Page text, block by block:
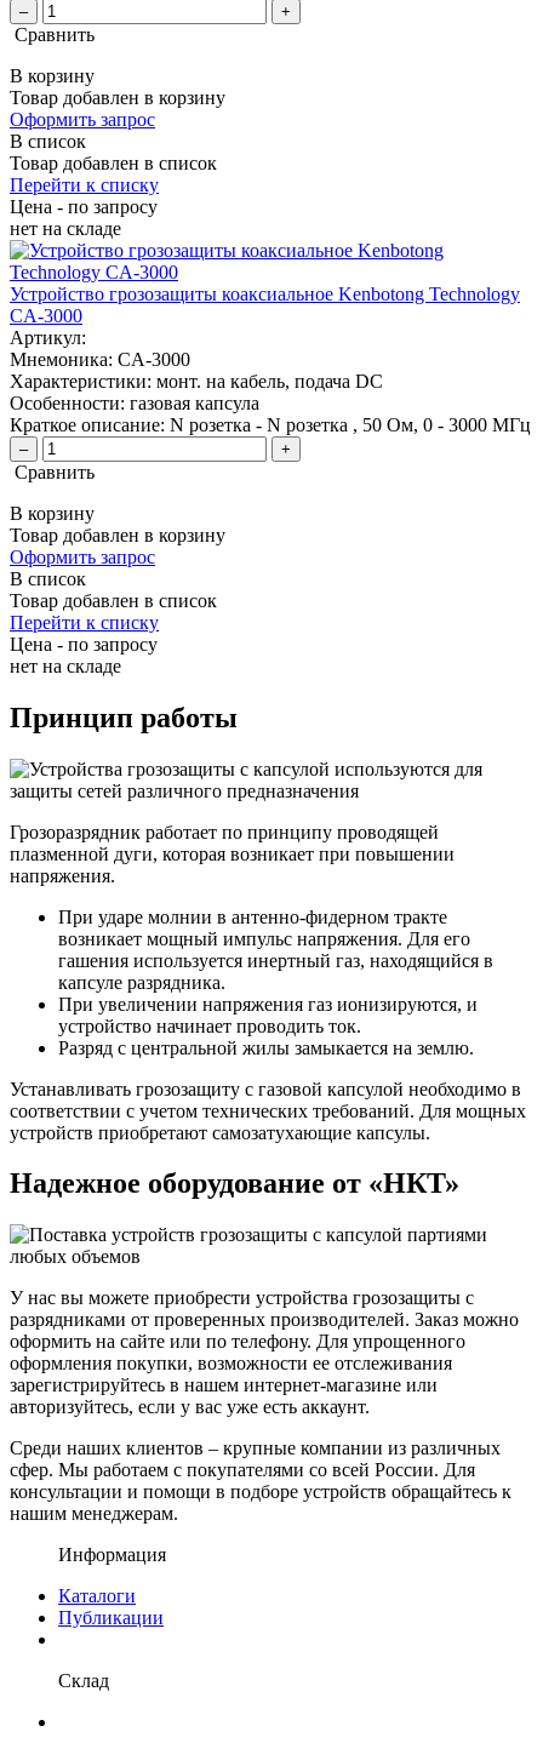
– +
Сравнить
В корзину
Товар добавлен в корзину
Оформить запрос
В список
Товар добавлен в список
Перейти к списку
Цена - по запросу
нет на складе
Устройство грозозащиты коаксиальное Kenbotong Technology
CA-3000
Артикул:
Мнемоника: CA-3000
Характеристики: монт. на кабель, подача DC
Особенности: газовая капсула
Краткое описание: N розетка - N розетка , 50 Ом, 0 - 3000 МГц
– +
Сравнить
В корзину
Товар добавлен в корзину
Оформить запрос
В список
Товар добавлен в список
Перейти к списку
Цена - по запросу
нет на складе
Принцип работы
Грозоразрядник работает по принципу проводящей
плазменной дуги, которая возникает при повышении
напряжения.
При ударе молнии в антенно-фидерном тракте
возникает мощный импульс напряжения. Для его
гашения используется инертный газ, находящийся в
капсуле разрядника.
При увеличении напряжения газ ионизируются, и
устройство начинает проводить ток.
Разряд с центральной жилы замыкается на землю.
Устанавливать грозозащиту с газовой капсулой необходимо в
соответствии с учетом технических требований. Для мощных
устройств приобретают самозатухающие капсулы.
Надежное оборудование от «НКТ»
У нас вы можете приобрести устройства грозозащиты с
разрядниками от проверенных производителей. Заказ можно
оформить на сайте или по телефону. Для упрощенного
оформления покупки, возможности ее отслеживания
зарегистрируйтесь в нашем интернет-магазине или
авторизуйтесь, если у вас уже есть аккаунт.
Среди наших клиентов – крупные компании из различных
сфер. Мы работаем с покупателями со всей России. Для
консультации и помощи в подборе устройств обращайтесь к
нашим менеджерам.
Информация
Каталоги
Публикации
Склад